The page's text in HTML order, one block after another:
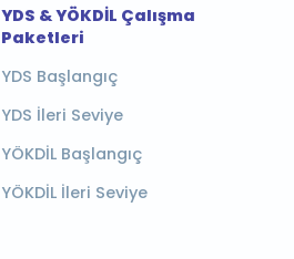
YDS & YÖKDİL Çalışma
Paketleri
YDS Başlangıç
YDS İleri Seviye
YÖKDİL Başlangıç
YÖKDİL İleri Seviye